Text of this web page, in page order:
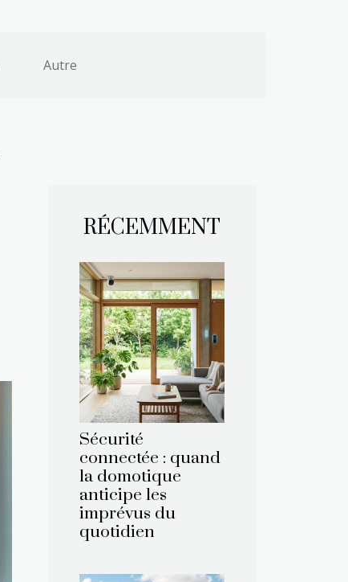
Autre
RÉCEMMENT
Sécurité
connectée : quand
la domotique
anticipe les
imprévus du
quotidien